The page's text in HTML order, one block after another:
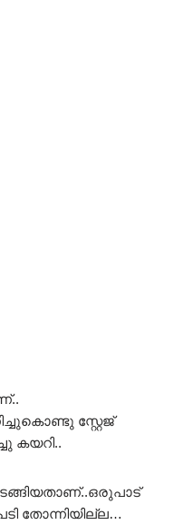
സ്റ്റേജ്
കയറി..
തോന്നിയില്ല…